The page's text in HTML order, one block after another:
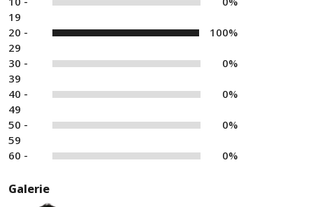
19
20 -
29
100%
30 -
39
0%
40 -
49
0%
50 -
59
0%
60 - 0%
Galerie